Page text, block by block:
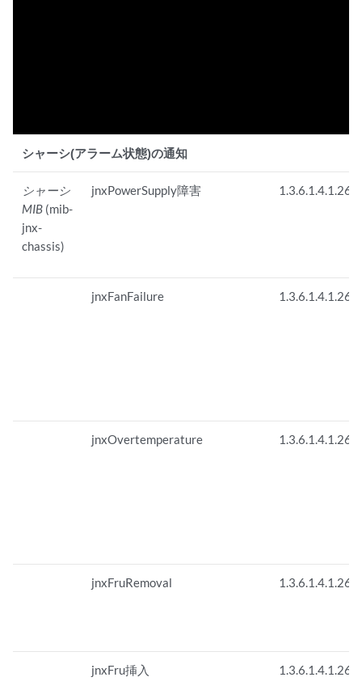
シャーシ(アラーム状態)の通知
シャーシ
MIB (mib-
jnx-
chassis)
jnxPowerSupply障害
jnxFanFailure
jnxOvertemperature
jnxFruRemoval
jnxFru挿入